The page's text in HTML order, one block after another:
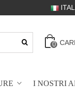
0
I NOSTRI